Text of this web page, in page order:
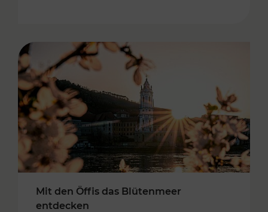
Mit den Öffis das Blütenmeer
entdecken